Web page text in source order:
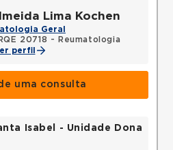
Lima Kochen
Geral
RQE 20718 - Reumatologia
perfil
uma consulta
Isabel - Unidade Dona